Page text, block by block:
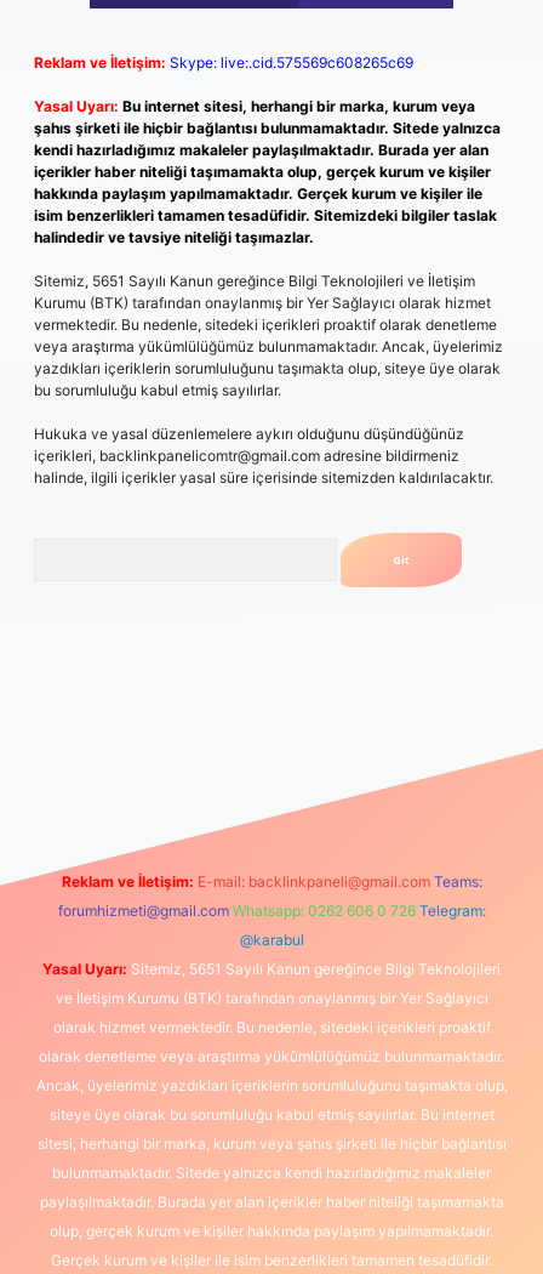
Reklam ve İletişim: Skype: live:.cid.575569c608265c69
Yasal Uyarı: Bu internet sitesi, herhangi bir marka, kurum veya
şahıs şirketi ile hiçbir bağlantısı bulunmamaktadır. Sitede yalnızca
kendi hazırladığımız makaleler paylaşılmaktadır. Burada yer alan
içerikler haber niteliği taşımamakta olup, gerçek kurum ve kişiler
hakkında paylaşım yapılmamaktadır. Gerçek kurum ve kişiler ile
isim benzerlikleri tamamen tesadüfidir. Sitemizdeki bilgiler taslak
halindedir ve tavsiye niteliği taşımazlar.
Sitemiz, 5651 Sayılı Kanun gereğince Bilgi Teknolojileri ve İletişim
Kurumu (BTK) tarafından onaylanmış bir Yer Sağlayıcı olarak hizmet
vermektedir. Bu nedenle, sitedeki içerikleri proaktif olarak denetleme
veya araştırma yükümlülüğümüz bulunmamaktadır. Ancak, üyelerimiz
yazdıkları içeriklerin sorumluluğunu taşımakta olup, siteye üye olarak
bu sorumluluğu kabul etmiş sayılırlar.
Hukuka ve yasal düzenlemelere aykırı olduğunu düşündüğünüz
içerikleri, backlinkpanelicomtr@gmail.com adresine bildirmeniz
halinde, ilgili içerikler yasal süre içerisinde sitemizden kaldırılacaktır.
Reklam ve İletişim: E-mail: backlinkpaneli@gmail.com Teams:
forumhizmeti@gmail.com Whatsapp: 0262 606 0 726 Telegram:
@karabul
Yasal Uyarı: Sitemiz, 5651 Sayılı Kanun gereğince Bilgi Teknolojileri
ve İletişim Kurumu (BTK) tarafından onaylanmış bir Yer Sağlayıcı
olarak hizmet vermektedir. Bu nedenle, sitedeki içerikleri proaktif
olarak denetleme veya araştırma yükümlülüğümüz bulunmamaktadır.
Ancak, üyelerimiz yazdıkları içeriklerin sorumluluğunu taşımakta olup,
siteye üye olarak bu sorumluluğu kabul etmiş sayılırlar. Bu internet
sitesi, herhangi bir marka, kurum veya şahıs şirketi ile hiçbir bağlantısı
bulunmamaktadır. Sitede yalnızca kendi hazırladığımız makaleler
paylaşılmaktadır. Burada yer alan içerikler haber niteliği taşımamakta
olup, gerçek kurum ve kişiler hakkında paylaşım yapılmamaktadır.
Gerçek kurum ve kişiler ile isim benzerlikleri tamamen tesadüfidir.